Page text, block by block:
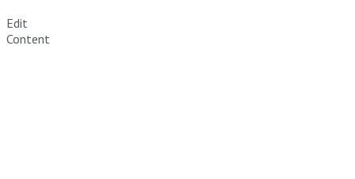
Edit
Content